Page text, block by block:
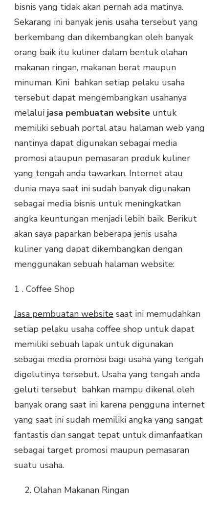
bisnis yang tidak akan pernah ada matinya.
Sekarang ini banyak jenis usaha tersebut yang
berkembang dan dikembangkan oleh banyak
orang baik itu kuliner dalam bentuk olahan
makanan ringan, makanan berat maupun
minuman. Kini bahkan setiap pelaku usaha
tersebut dapat mengembangkan usahanya
melalui jasa pembuatan website untuk
memiliki sebuah portal atau halaman web yang
nantinya dapat digunakan sebagai media
promosi ataupun pemasaran produk kuliner
yang tengah anda tawarkan. Internet atau
dunia maya saat ini sudah banyak digunakan
sebagai media bisnis untuk meningkatkan
angka keuntungan menjadi lebih baik. Berikut
akan saya paparkan beberapa jenis usaha
kuliner yang dapat dikembangkan dengan
menggunakan sebuah halaman website:
1 . Coffee Shop
Jasa pembuatan website saat ini memudahkan
setiap pelaku usaha coffee shop untuk dapat
memiliki sebuah lapak untuk digunakan
sebagai media promosi bagi usaha yang tengah
digelutinya tersebut. Usaha yang tengah anda
geluti tersebut bahkan mampu dikenal oleh
banyak orang saat ini karena pengguna internet
yang saat ini sudah memiliki angka yang sangat
fantastis dan sangat tepat untuk dimanfaatkan
sebagai target promosi maupun pemasaran
suatu usaha.
Olahan Makanan Ringan